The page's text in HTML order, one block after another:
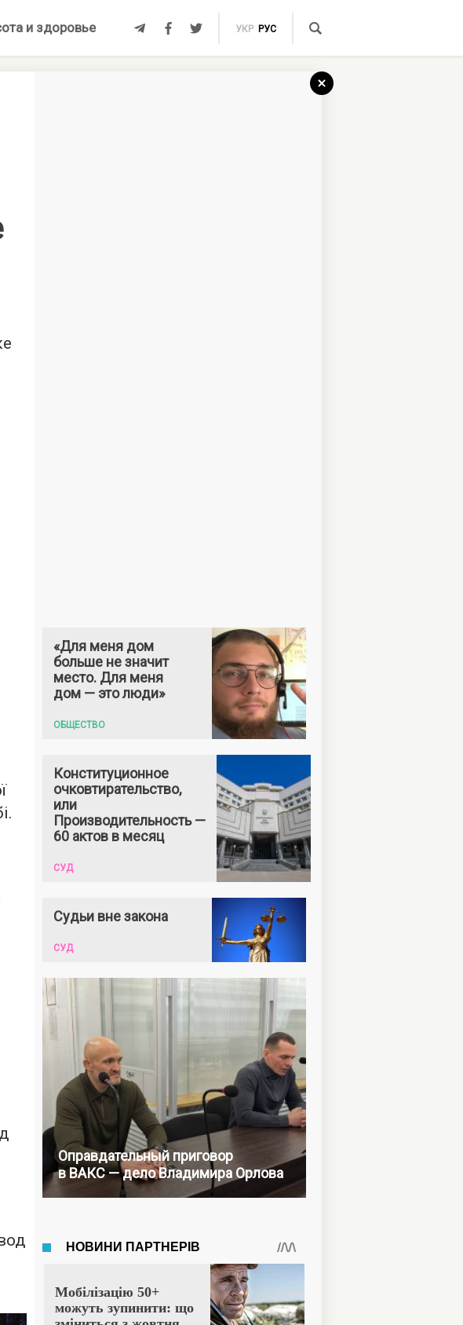
и здоровье УКР РУС
«Для меня дом
больше не значит
место. Для меня
дом — это люди»
ОБЩЕСТВО
Конституционное
очковтирательство,
или
Производительность —
60 актов в месяц
СУД
Судьи вне закона
СУД
Оправдательный приговор
в ВАКС — дело Владимира Орлова